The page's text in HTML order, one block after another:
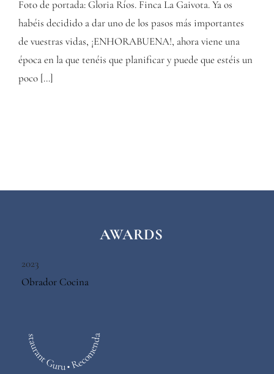
Foto de portada: Gloria Ríos. Finca La Gaivota. Ya os
habéis decidido a dar uno de los pasos más importantes
de vuestras vidas, ¡ENHORABUENA!, ahora viene una
época en la que tenéis que planificar y puede que estéis un
poco […]
AWARDS
2023
Obrador Cocina
Restaurant Guru • Recomendado